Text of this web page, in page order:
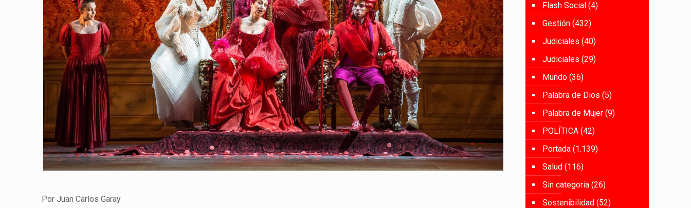
Por Juan Carlos Garay
Flash Social (4)
Gestión (432)
Judiciales (40)
Judiciales (29)
Mundo (36)
Palabra de Dios (5)
Palabra de Mujer (9)
POLÍTICA (42)
Portada (1.139)
Salud (116)
Sin categoría (26)
Sostenibilidad (52)